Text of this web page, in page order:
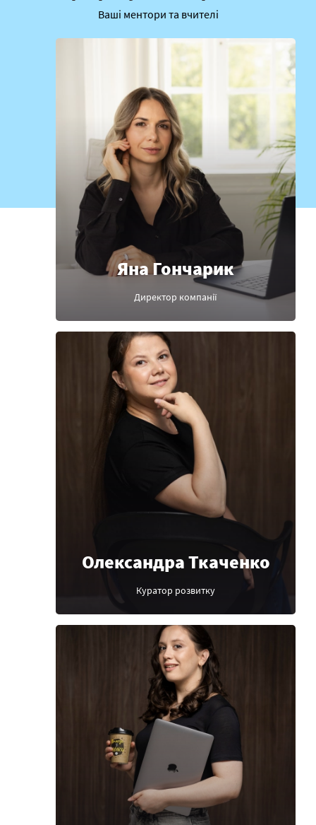
Ваші ментори та вчителі
Яна Гончарик
Директор компанії
Олександра Ткаченко
Куратор розвитку